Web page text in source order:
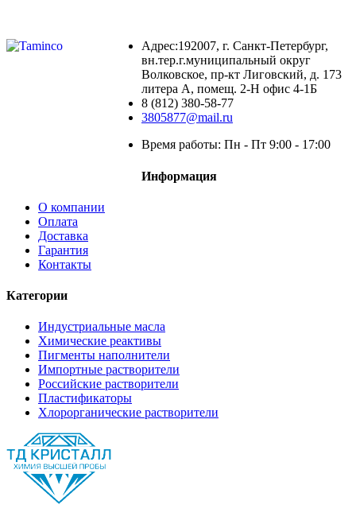
Адрес:192007, г. Санкт-Петербург,
вн.тер.г.муниципальный округ
Волковское, пр-кт Лиговский, д. 173
литера А, помещ. 2-Н офис 4-1Б
8 (812) 380-58-77
3805877@mail.ru
Время работы: Пн - Пт 9:00 - 17:00
Информация
О компании
Оплата
Доставка
Гарантия
Контакты
Категории
Индустриальные масла
Химические реактивы
Пигменты наполнители
Импортные растворители
Российские растворители
Пластификаторы
Хлорорганические растворители